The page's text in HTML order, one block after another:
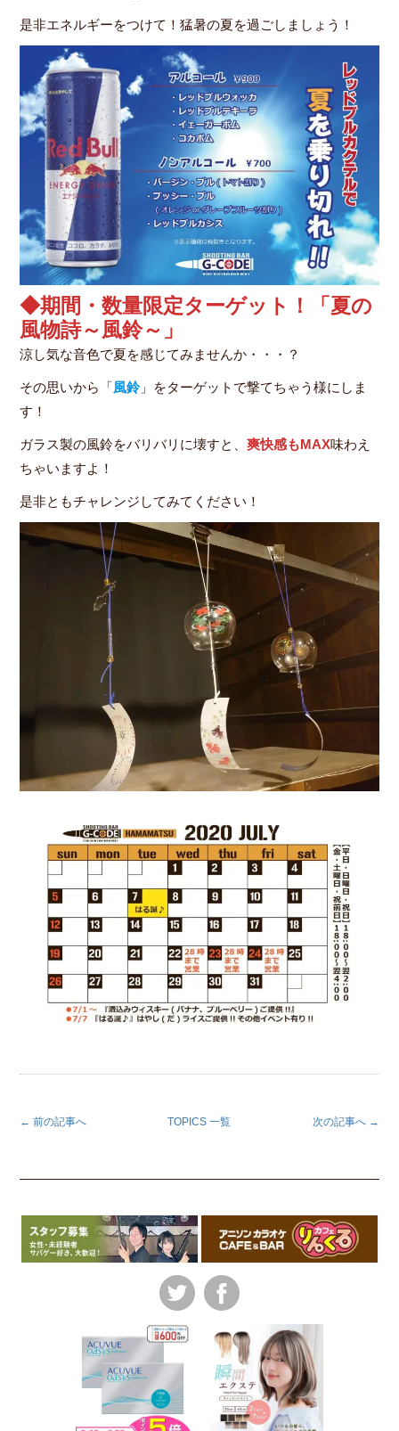
是非エネルギーをつけて！猛暑の夏を過ごしましょう！
◆期間・数量限定ターゲット！「夏の
風物詩～風鈴～」
涼し気な音色で夏を感じてみませんか・・・？
その思いから「風鈴」をターゲットで撃てちゃう様にしま
す！
ガラス製の風鈴をバリバリに壊すと、爽快感もMAX味わえ
ちゃいますよ！
是非ともチャレンジしてみてください！
← 前の記事へ 次の記事へ →
TOPICS 一覧